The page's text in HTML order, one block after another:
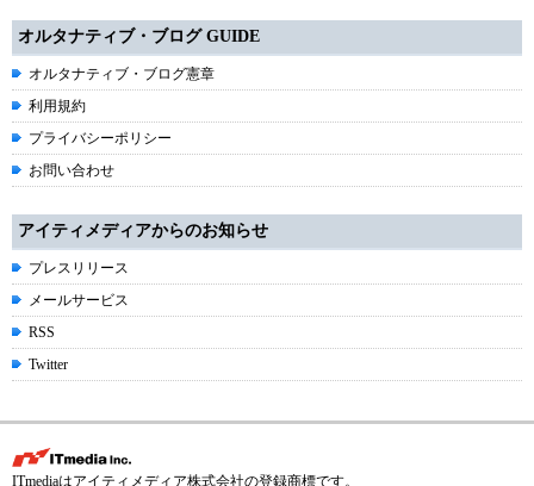
オルタナティブ・ブログ GUIDE
オルタナティブ・ブログ憲章
利用規約
プライバシーポリシー
お問い合わせ
アイティメディアからのお知らせ
プレスリリース
メールサービス
RSS
Twitter
ITmediaはアイティメディア株式会社の登録商標です。